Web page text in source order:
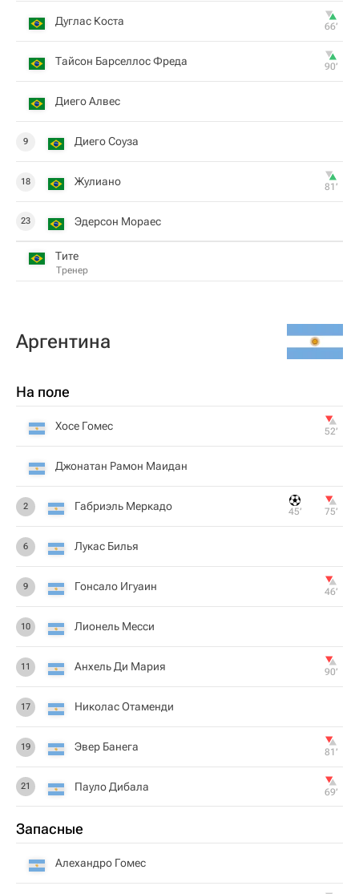
Дуглас Коста 66‎’‎
Тайсон Барселлос Фреда 90‎’‎
Диего Алвес
9 Диего Соуза
18 Жулиано 81‎’‎
23 Эдерсон Мораес
Тите
Тренер
Аргентина
На поле
Хосе Гомес 52‎’‎
Джонатан Рамон Маидан
2 Габриэль Меркадо 45‎’‎ 75‎’‎
6 Лукас Билья
9 Гонсало Игуаин 46‎’‎
10 Лионель Месси
11 Анхель Ди Мария 90‎’‎
17 Николас Отаменди
19 Эвер Банега 81‎’‎
21 Пауло Дибала 69‎’‎
Запасные
Алехандро Гомес